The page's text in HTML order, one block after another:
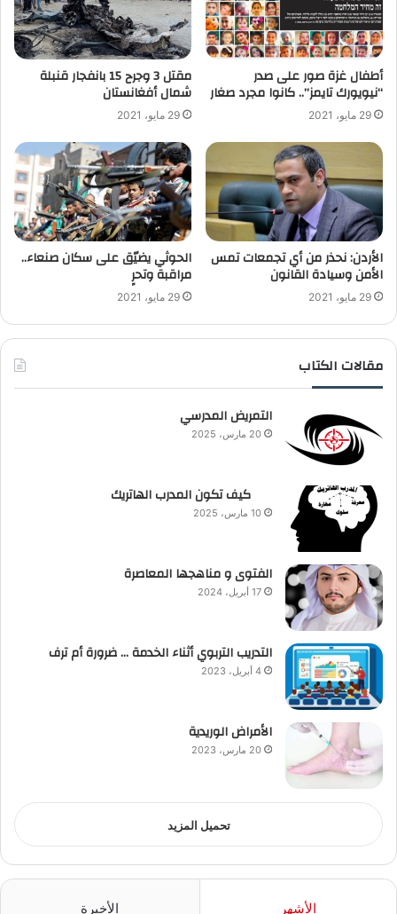
أطفال غزة صور على صدر
“نيويورك تايمز”.. كانوا مجرد صغار
29 مايو، 2021
‬شمال أفغانستان
29 مايو، 2021
الأردن: نحذر من أي تجمعات تمس
الأمن وسيادة القانون
29 مايو، 2021
الحوثي يضيّق على سكان صنعاء..
مراقبة وتحرٍ
29 مايو، 2021
مقالات الكتاب
التمريض المدرسي
20 مارس، 2025
كيف تكون المدرب الهاتريك
10 مارس، 2025
الفتوى و مناهجها المعاصرة
17 أبريل، 2024
التدريب التربوي أثناء الخدمة … ضرورة أم ترف
4 أبريل، 2023
الأمراض الوريدية
20 مارس، 2023
تحميل المزيد
الأشهر الأخيرة